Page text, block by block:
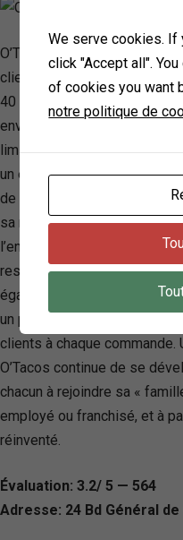
O’Tacos se distingue par
clients la possibilité de
40 000 combinaisons
envies et toutes les faims.
limite pas à la création de
un éventail de finger food,
de boissons pour compléter
sa mission, O’Tacos met un
l’engagement, veillant à ce
restaurants soit une
également une forte
un programme de fidélité
clients à chaque commande.
O’Tacos continue de se
chacun à rejoindre sa «
employé ou franchisé, et à
réinventé.
Évaluation: 3.2/ 5 — 564
Adresse: 24 Bd Général
We serve cookies. If
click "Accept all".
of cookies you want
notre politique de